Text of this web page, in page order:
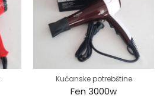
Kućanske potrebštine
Fen 3000w